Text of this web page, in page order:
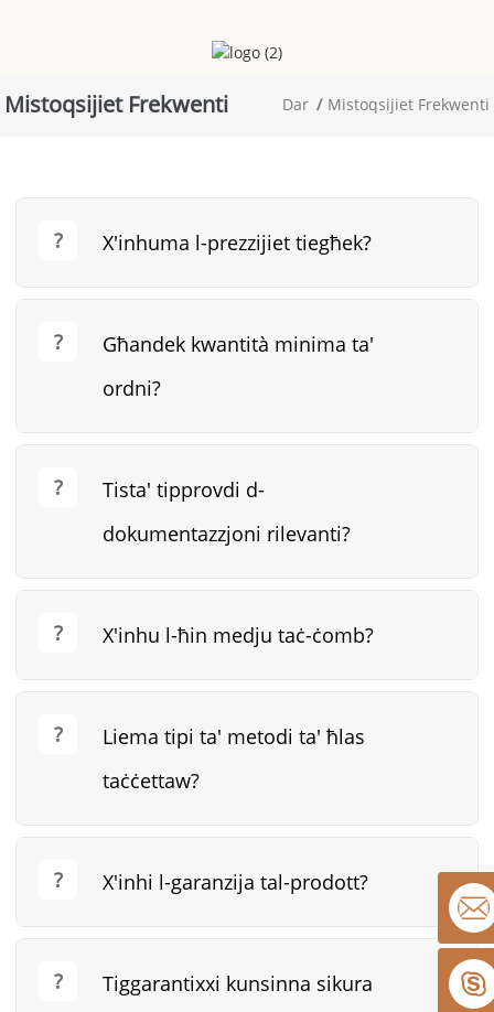
Mistoqsijiet Frekwenti Dar Mistoqsijiet Frekwenti
X'inhuma l-prezzijiet tiegħek?
Għandek kwantità minima ta'
ordni?
Tista' tipprovdi d-
dokumentazzjoni rilevanti?
X'inhu l-ħin medju taċ-ċomb?
Liema tipi ta' metodi ta' ħlas
taċċettaw?
X'inhi l-garanzija tal-prodott?
Tiggarantixxi kunsinna sikura